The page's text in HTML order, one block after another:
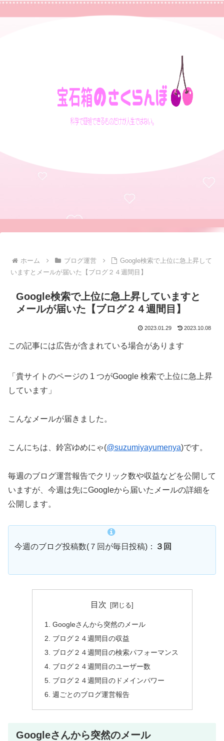
ホーム ブログ運営
Google検索で上位に急上昇して
いますとメールが届いた【ブログ２４週間目】
Google検索で上位に急上昇していますと
メールが届いた【ブログ２４週間目】
2023.01.29 2023.10.08
この記事には広告が含まれている場合があります
「貴サイトのページの 1 つがGoogle 検索で上位に急上昇
しています」
こんなメールが届きました。
こんにちは、鈴宮ゆめにゃ(@suzumiyayumenya)です。
毎週のブログ運営報告でクリック数や収益などを公開して
いますが、今週は先にGoogleから届いたメールの詳細を
公開します。
今週のブログ投稿数(７回が毎日投稿)： ３回
目次
Googleさんから突然のメール
ブログ２４週間目の収益
ブログ２４週間目の検索パフォーマンス
ブログ２４週間目のユーザー数
ブログ２４週間目のドメインパワー
週ごとのブログ運営報告
Googleさんから突然のメール